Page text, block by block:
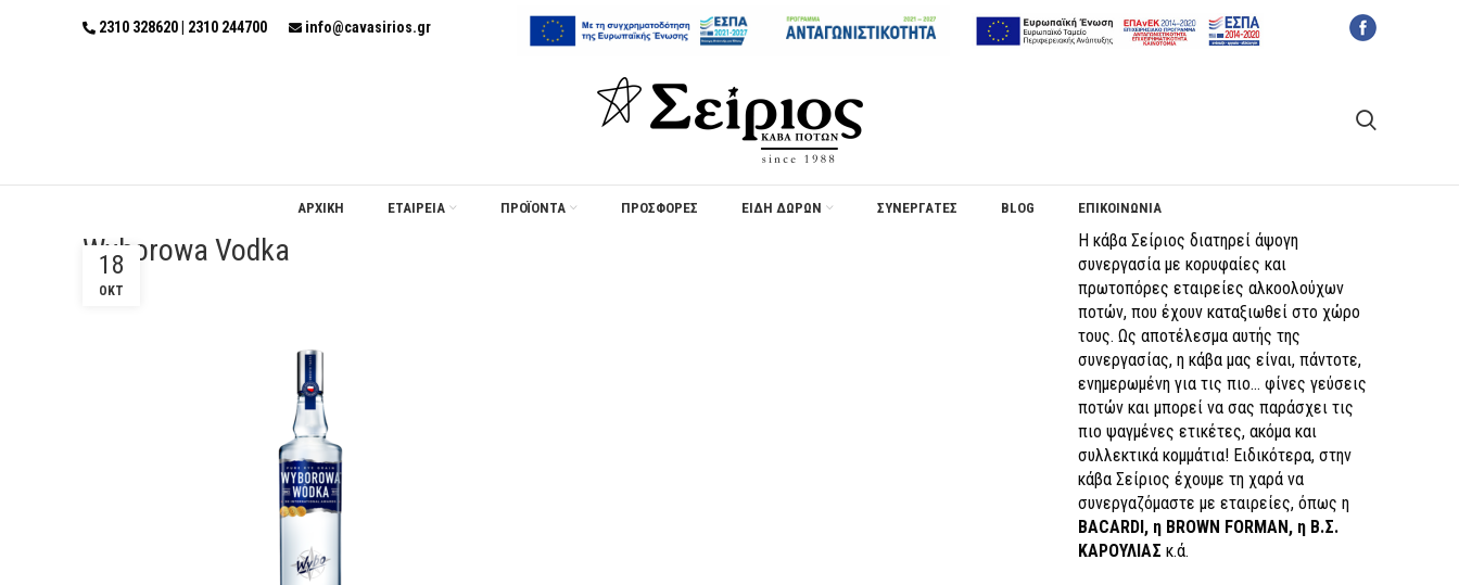
2310 328620 | 2310 244700 info@cavasirios.gr
ΑΡΧΙΚΗ ΕΤΑΙΡΕΙΑ ΠΡΟΪΟΝΤΑ ΠΡΟΣΦΟΡΈΣ ΕΙΔΗ ΔΩΡΩΝ ΣΥΝΕΡΓΑΤΕΣ BLOG ΕΠΙΚΟΙΝΩΝΙΑ
Wyborowa Vodka
18
ΟΚΤ
Η κάβα Σείριος διατηρεί άψογη
συνεργασία με κορυφαίες και
πρωτοπόρες εταιρείες αλκοολούχων
ποτών, που έχουν καταξιωθεί στο χώρο
τους. Ως αποτέλεσμα αυτής της
συνεργασίας, η κάβα μας είναι, πάντοτε,
ενημερωμένη για τις πιο… φίνες γεύσεις
ποτών και μπορεί να σας παράσχει τις
πιο ψαγμένες ετικέτες, ακόμα και
συλλεκτικά κομμάτια! Ειδικότερα, στην
κάβα Σείριος έχουμε τη χαρά να
συνεργαζόμαστε με εταιρείες, όπως η
BACARDI, η BROWN FORMAN, η Β.Σ.
ΚΑΡΟΥΛΙΑΣ κ.ά.